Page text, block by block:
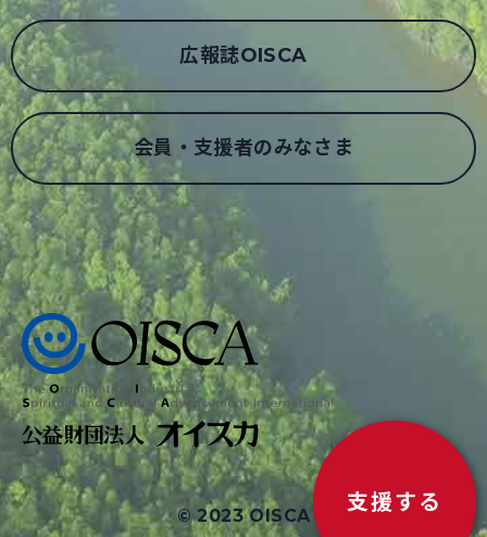
支援する
広報誌OISCA
会員・支援者のみなさま
© 2023 OISCA